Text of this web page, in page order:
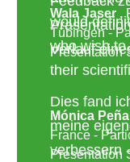
Verlauf
Dies fand
meine
verbessern
would
who wish
their
Mónica
France -
Presentation
Wala Jaser ,
Tübingen -
Presentation